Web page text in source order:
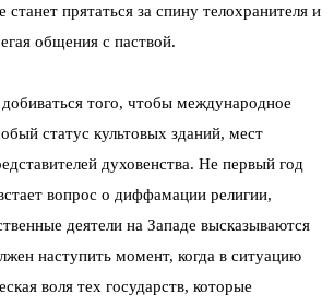
прятаться за спину телохранителя и
общения с паствой.
того, чтобы международное
статус культовых зданий, мест
духовенства. Не первый год
вопрос о диффамации религии,
деятели на Западе высказываются
наступить момент, когда в ситуацию
воля тех государств, которые